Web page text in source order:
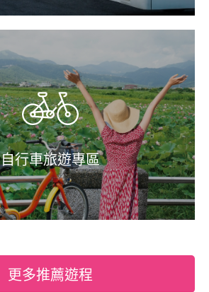
自行車旅遊專區
更多推薦遊程